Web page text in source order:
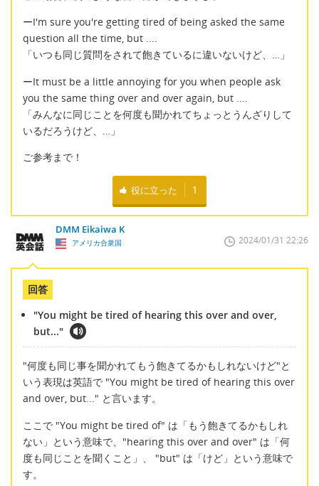
ーI'm sure you're getting tired of being asked the same
question all the time, but ....
「いつも同じ質問をされて飽きているに違いないけど、…」
ーIt must be a little annoying for you when people ask
you the same thing over and over again, but ....
「みんなに同じことを何度も聞かれてちょっとうんざりして
いるだろうけど、…」
ご参考まで！
役に立った 1
DMM Eikaiwa K
アメリカ合衆国 2024/01/31 22:26
回答
"You might be tired of hearing this over and over,
but..."
"何度も同じ事を聞かれてもう飽きてるかもしれないけど"と
いう表現は英語で "You might be tired of hearing this over
and over, but..." と言います。
ここで "You might be tired of" は「もう飽きてるかもしれ
ない」という意味で、"hearing this over and over" は「何
度も同じことを聞くこと」、 "but" は「けど」という意味で
す。